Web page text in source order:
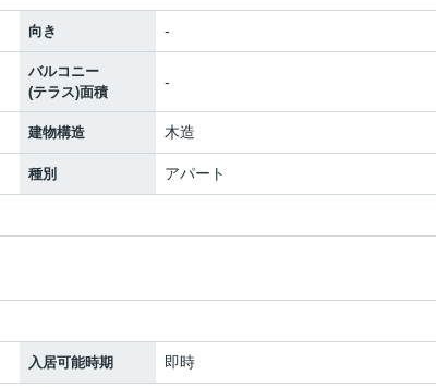
向き -
バルコニー
(テラス)面積
-
建物構造 木造
種別 アパート
入居可能時期 即時